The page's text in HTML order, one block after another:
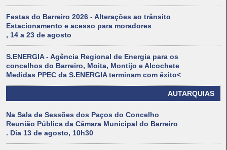
Festas do Barreiro 2026 - Alterações ao trânsito
Estacionamento e acesso para moradores
, 14 a 23 de agosto
S.ENERGIA - Agência Regional de Energia para os
concelhos do Barreiro, Moita, Montijo e Alcochete
Medidas PPEC da S.ENERGIA terminam com êxito<
AUTARQUIAS
Na Sala de Sessões dos Paços do Concelho
Reunião Pública da Câmara Municipal do Barreiro
. Dia 13 de agosto, 10h30